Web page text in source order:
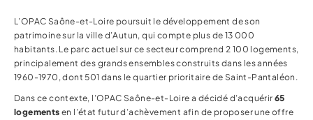
S'INFORMER
RECHERCHE SUR LE SITE *
L’OPAC Saône-et-Loire poursuit le développement de son
patrimoine sur la ville d’Autun, qui compte plus de 13 000
habitants. Le parc actuel sur ce secteur comprend 2 100 logements,
principalement des grands ensembles construits dans les années
1960-1970, dont 501 dans le quartier prioritaire de Saint-Pantaléon.
Dans ce contexte, l’OPAC Saône-et-Loire a décidé d’acquérir 65
logements en l’état futur d’achèvement afin de proposer une offre